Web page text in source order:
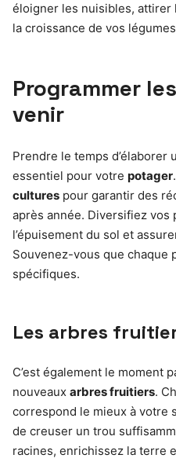
éloigner les nuisibles,
la croissance de vos
Programmer
venir
Prendre le temps
essentiel pour votre potager
cultures pour garantir des
après année. Diversifiez
l’épuisement du sol et
Souvenez-vous que chaque
spécifiques.
Les arbres
C’est également le moment
nouveaux arbres fruitiers.
correspond le mieux à votre
de creuser un trou
racines, enrichissez la terre